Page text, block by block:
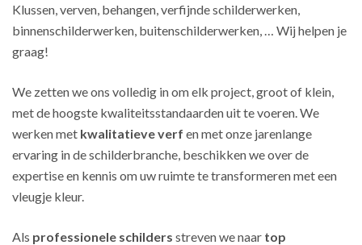
Klussen, verven, behangen, verfijnde schilderwerken,
binnenschilderwerken, buitenschilderwerken, … Wij helpen je
graag!
We zetten we ons volledig in om elk project, groot of klein,
met de hoogste kwaliteitsstandaarden uit te voeren. We
werken met kwalitatieve verf en met onze jarenlange
ervaring in de schilderbranche, beschikken we over de
expertise en kennis om uw ruimte te transformeren met een
vleugje kleur.
Als professionele schilders streven we naar top